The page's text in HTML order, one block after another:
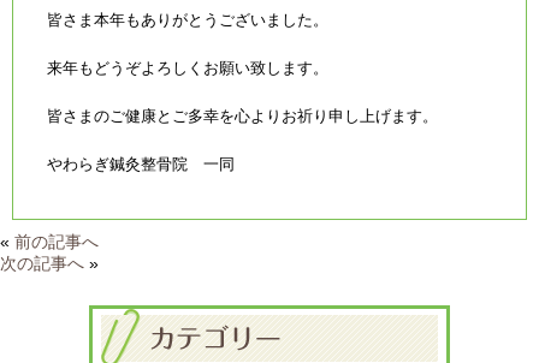
皆さま本年もありがとうございました。
来年もどうぞよろしくお願い致します。
皆さまのご健康とご多幸を心よりお祈り申し上げます。
やわらぎ鍼灸整骨院 一同
« 前の記事へ
次の記事へ »